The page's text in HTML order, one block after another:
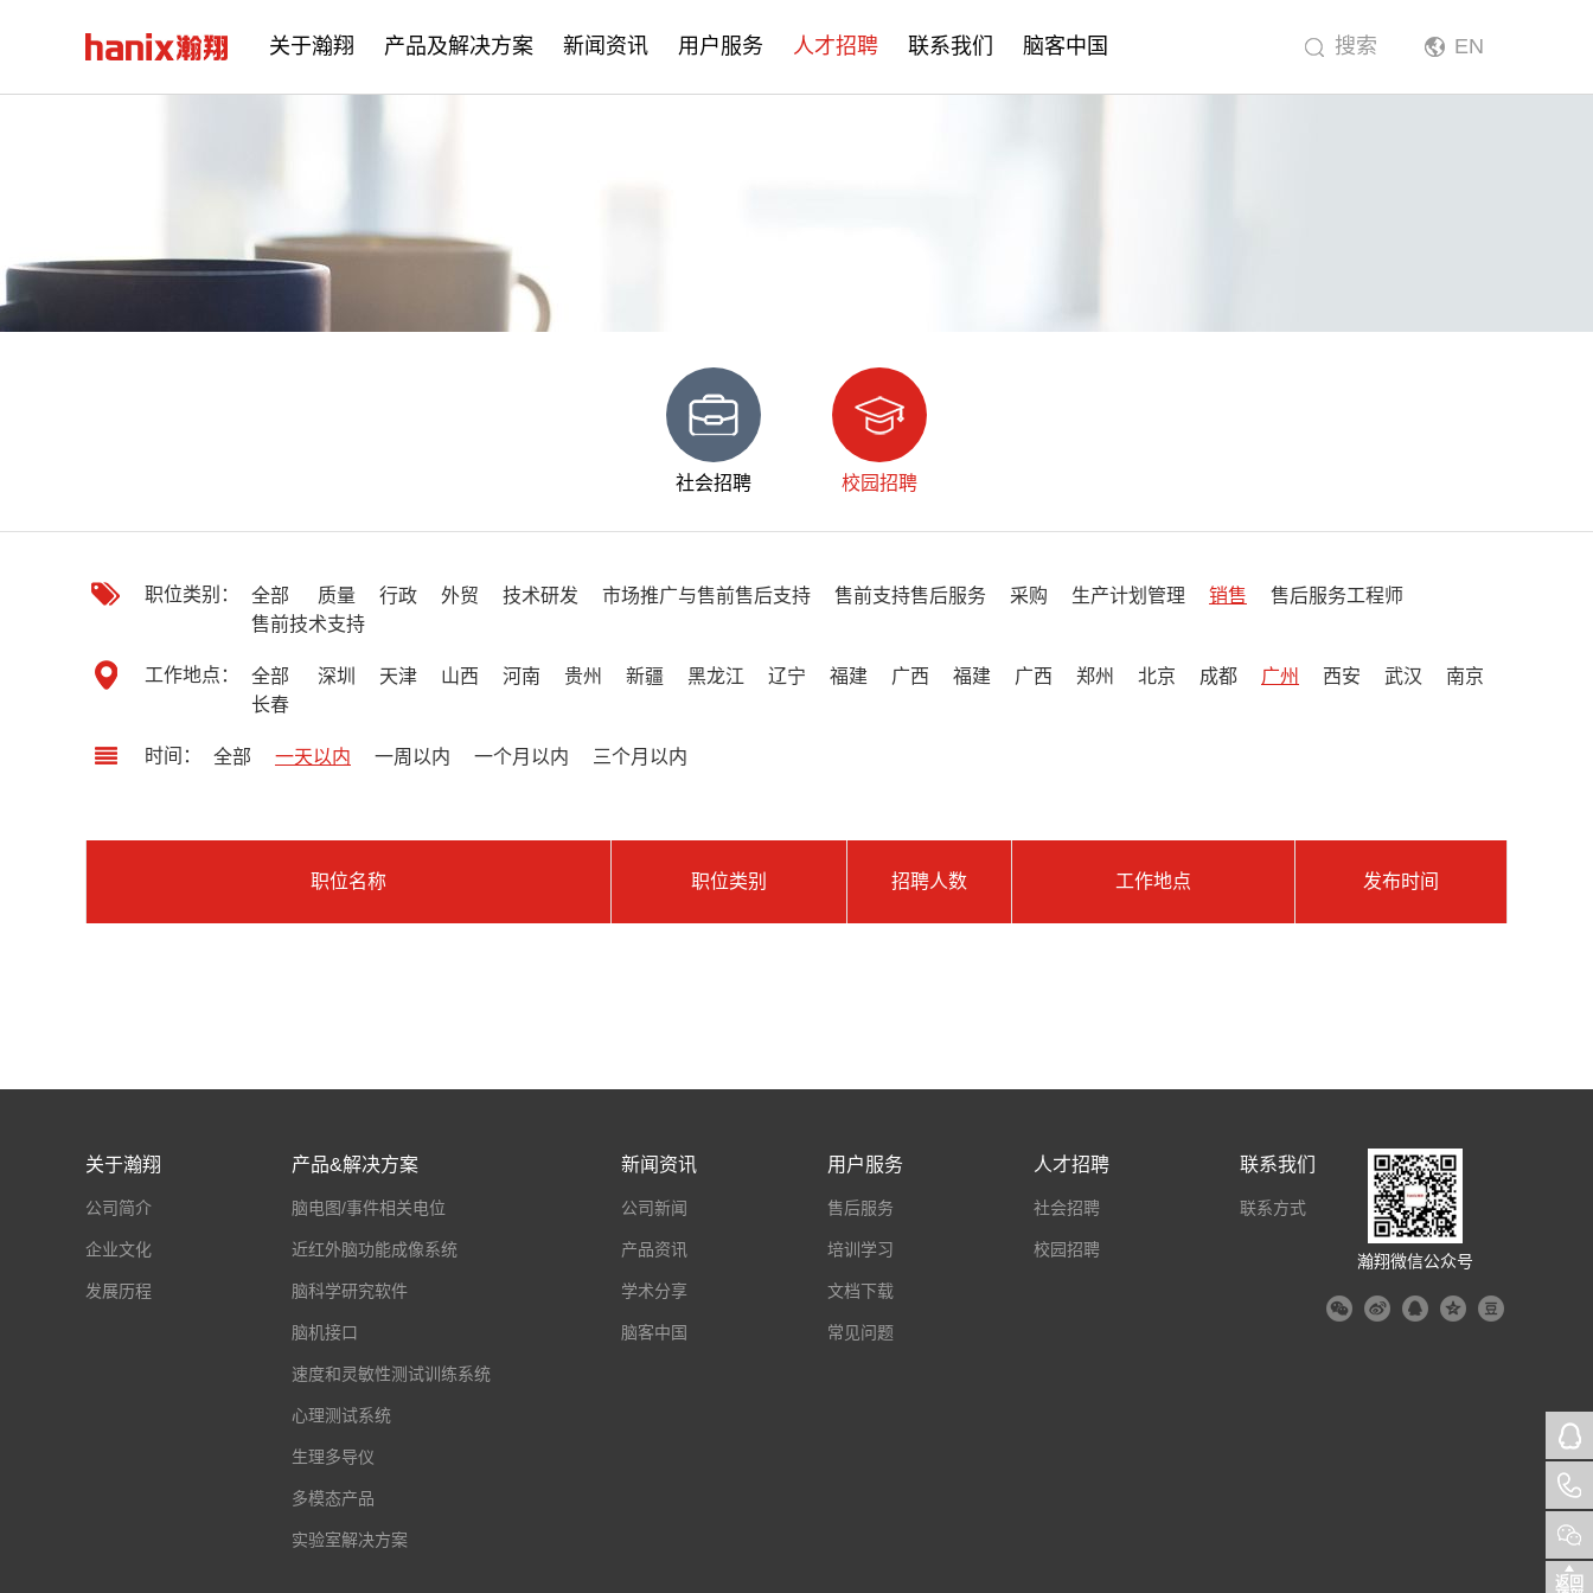
关于瀚翔 产品及解决方案 新闻资讯 用户服务 人才招聘 联系我们 脑客中国 EN
搜索
社会招聘 校园招聘
职位类别： 全部 质量 行政 外贸 技术研发 市场推广与售前售后支持 售前支持售后服务 采购 生产计划管理 销售
售后服务工程师
售前技术支持
工作地点： 全部 深圳 天津 山西 河南 贵州 新疆 黑龙江 辽宁 福建 广西 福建 广西 郑州 北京 成都 广州 西安 武汉
南京
长春
时间： 全部 一天以内 一周以内 一个月以内 三个月以内
职位名称 职位类别 招聘人数 工作地点 发布时间
瀚翔微信公众号
关于瀚翔
公司简介
企业文化
发展历程
产品&解决方案
脑电图/事件相关电位
近红外脑功能成像系统
脑科学研究软件
脑机接口
速度和灵敏性测试训练系统
心理测试系统
生理多导仪
多模态产品
实验室解决方案
新闻资讯
公司新闻
产品资讯
学术分享
脑客中国
用户服务
售后服务
培训学习
文档下载
常见问题
人才招聘
社会招聘
校园招聘
联系我们
联系方式
返回